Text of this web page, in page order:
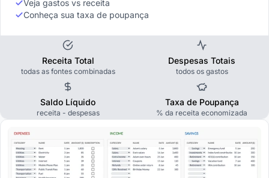
Veja gastos vs receita
Conheça sua taxa de poupança
Receita Total
todas as fontes combinadas
Despesas Totais
todos os gastos
Saldo Líquido
receita - despesas
Taxa de Poupança
% da receita economizada